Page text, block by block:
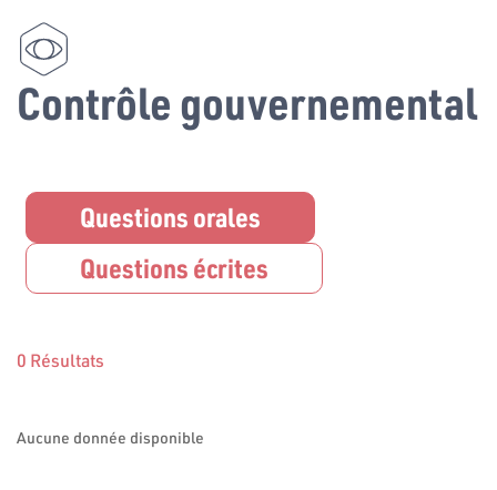
Contrôle gouvernemental
Questions orales
Questions écrites
0 Résultats
Aucune donnée disponible